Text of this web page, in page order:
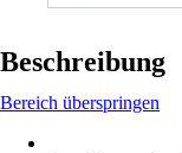
Beschreibung
Bereich überspringen